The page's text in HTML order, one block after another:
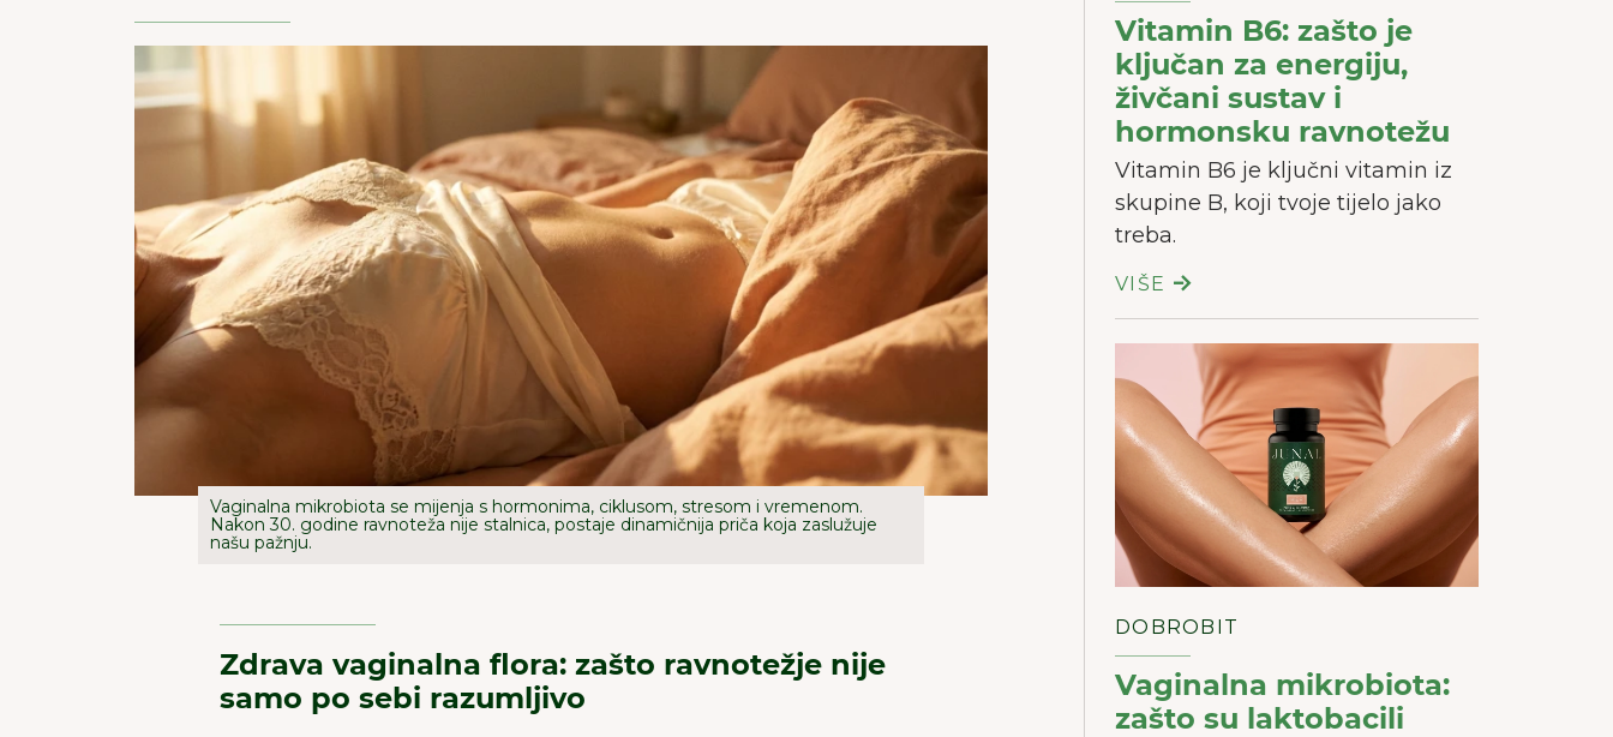
Vaginalna mikrobiota se mijenja s hormonima, ciklusom, stresom i vremenom.
Nakon 30. godine ravnoteža nije stalnica, postaje dinamičnija priča koja zaslužuje
našu pažnju.
Zdrava vaginalna flora: zašto ravnotežje nije
samo po sebi razumljivo
Vitamin B6: zašto je
ključan za energiju,
živčani sustav i
hormonsku ravnotežu
Vitamin B6 je ključni vitamin iz
skupine B, koji tvoje tijelo jako
treba.
VIŠE
DOBROBIT
Vaginalna mikrobiota:
zašto su laktobacili